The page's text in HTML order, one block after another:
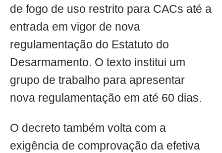
de fogo de uso restrito para CACs até a
entrada em vigor de nova
regulamentação do Estatuto do
Desarmamento. O texto institui um
grupo de trabalho para apresentar
nova regulamentação em até 60 dias.
O decreto também volta com a
exigência de comprovação da efetiva